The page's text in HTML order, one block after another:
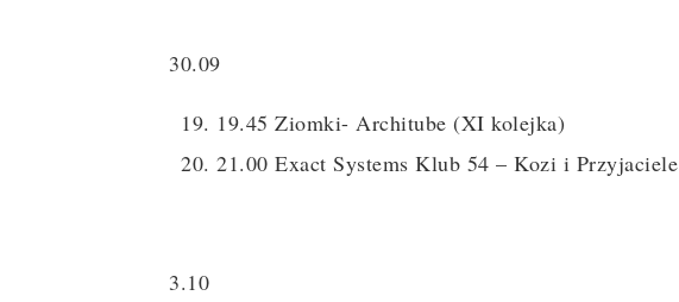
30.09
19.45 Ziomki- Architube (XI kolejka)
21.00 Exact Systems Klub 54 – Kozi i Przyjaciele
3.10